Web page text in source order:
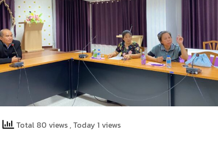
Total 80 views , Today 1 views